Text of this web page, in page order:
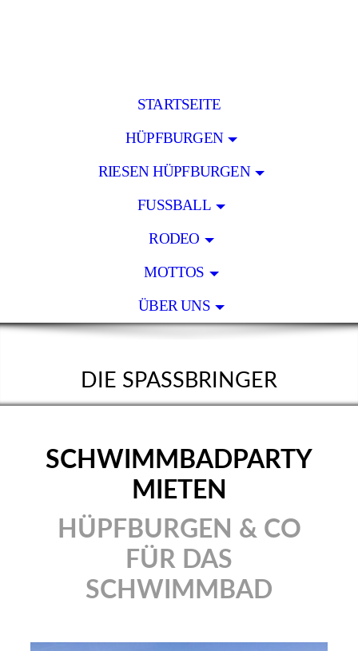
STARTSEITE
HÜPFBURGEN
RIESEN HÜPFBURGEN
FUSSBALL
RODEO
MOTTOS
ÜBER UNS
DIE SPASSBRINGER
SCHWIMMBADPARTY
MIETEN
HÜPFBURGEN & CO
FÜR DAS
SCHWIMMBAD